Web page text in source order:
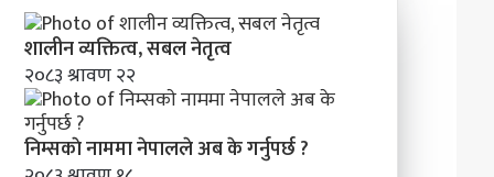
त्व
वि
ष्य
मा
के
ब
न्न
शालीन व्यक्तित्व, सबल नेतृत्व
२०८३ श्रावण २२
निम्सकाे नाममा नेपालले अब के गर्नुपर्छ ?